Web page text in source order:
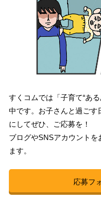
すくコムでは「子育て“あ
中です。お子さんと過ごす
にしてぜひ、ご応募を！
ブログやSNSアカウント
ます。
応募フ